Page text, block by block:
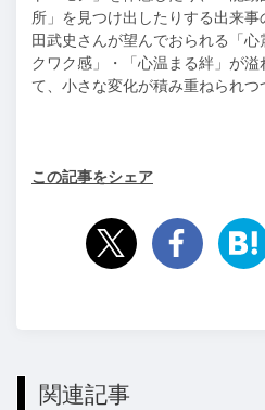
所」を見つけ出したりする出来事
田武史さんが望んでおられる「
クワク感」・「心温まる絆」が
て、小さな変化が積み重ねられつ
この記事をシェア
関連記事